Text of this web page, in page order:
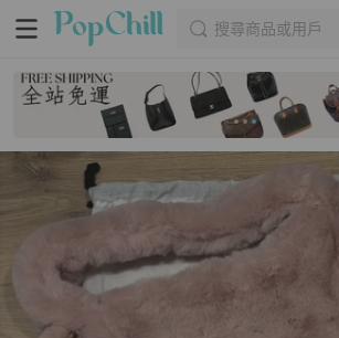
搜尋商品或用戶